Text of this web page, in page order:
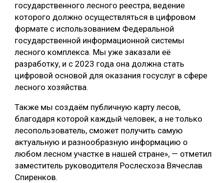
БЕЗОПАСНОЕ ПРОИЗВОДСТВО
СОРТИРОВКА ДРЕВЕСИНЫ
СУШКА ДРЕВЕСИНЫ
МЕБЕЛЬНОЕ ПРОИЗВОДСТВО
государственного лесного реестра, ведение
которого должно осуществляться в цифровом
формате с использованием Федеральной
государственной информационной системы
лесного комплекса. Мы уже заказали её
разработку, и с 2023 года она должна стать
цифровой основой для оказания госуслуг в сфере
лесного хозяйства.
Также мы создаём публичную карту лесов,
благодаря которой каждый человек, а не только
лесопользователь, сможет получить самую
актуальную и разнообразную информацию о
любом лесном участке в нашей стране», — отметил
заместитель руководителя Рослесхоза Вячеслав
Спиренков.